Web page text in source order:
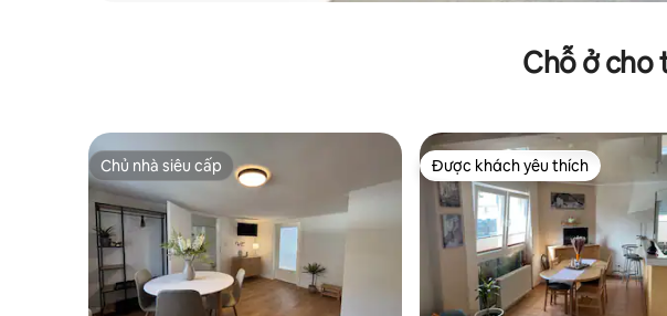
Chỗ ở cho
Chủ nhà siêu cấp
Chủ nhà siêu cấp Được khách yêu thích
Được khách yêu thích